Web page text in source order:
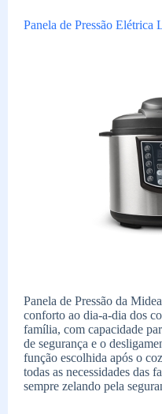
Panela de Pressão
Panela de Pressão da
conforto ao dia-a-dia dos
família, com capacidade
de segurança e o
função escolhida após o
todas as necessidades das
sempre zelando pela